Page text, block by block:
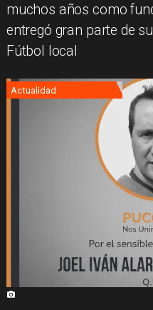
muchos años como
entregó gran parte de
Fútbol local
Actualidad